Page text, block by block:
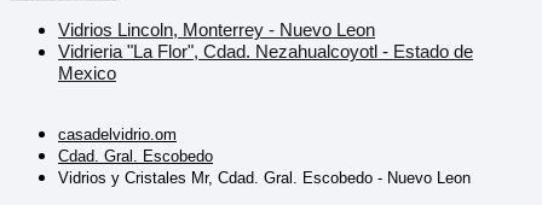
Vidrios Lincoln, Monterrey - Nuevo Leon
Vidrieria "La Flor", Cdad. Nezahualcoyotl - Estado de
Mexico
casadelvidrio.om
Cdad. Gral. Escobedo
Vidrios y Cristales Mr, Cdad. Gral. Escobedo - Nuevo Leon